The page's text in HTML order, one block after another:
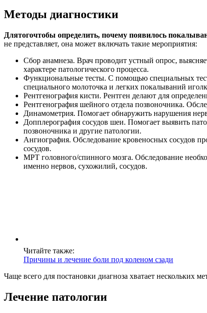
Методы диагностики
Длятогочтобы определить, почему появилось
не представляет, она может включать такие мероприятия:
Сбор анамнеза. Врач проводит устный опрос,
характере патологического процесса.
Функциональные тесты. С помощью специальных
специального молоточка и легких покалываний
Рентгенография кисти. Рентген делают для
Рентгенография шейного отдела позвоночника.
Динамометрия. Помогает обнаружить нарушения
Допплерография сосудов шеи. Помогает выявить
позвоночника и другие патологии.
Ангиография. Обследование кровеносных сосудов
сосудов.
МРТ головного/спинного мозга. Обследование
именно нервов, сухожилий, сосудов.
Читайте также:
Причины и лечение боли под коленом сзади
Чаще всего для постановки диагноза хватает нескольких
Лечение патологии